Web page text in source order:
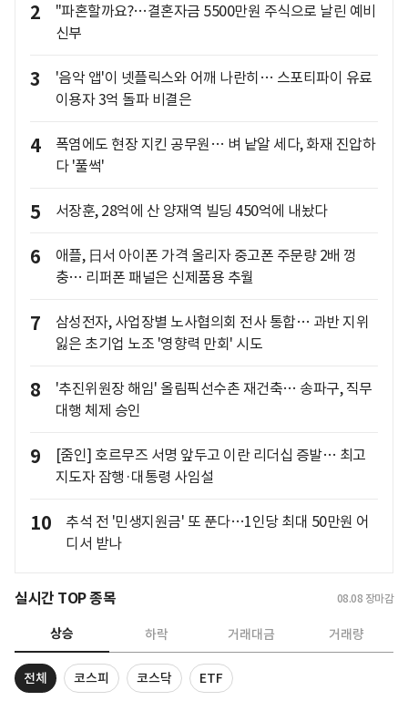
2
"파혼할까요?…결혼자금 5500만원 주식으로 날린 예비
신부
3
'음악 앱'이 넷플릭스와 어깨 나란히… 스포티파이 유료
이용자 3억 돌파 비결은
4
폭염에도 현장 지킨 공무원… 벼 낱알 세다, 화재 진압하
다 '풀썩'
5 서장훈, 28억에 산 양재역 빌딩 450억에 내놨다
6
애플, 日서 아이폰 가격 올리자 중고폰 주문량 2배 껑
충… 리퍼폰 패널은 신제품용 추월
7
삼성전자, 사업장별 노사협의회 전사 통합… 과반 지위
잃은 초기업 노조 '영향력 만회' 시도
8
'추진위원장 해임' 올림픽선수촌 재건축… 송파구, 직무
대행 체제 승인
9
[줌인] 호르무즈 서명 앞두고 이란 리더십 증발… 최고
지도자 잠행·대통령 사임설
10
추석 전 '민생지원금' 또 푼다…1인당 최대 50만원 어
디서 받나
실시간 TOP 종목 08.08 장마감
상승 하락 거래대금 거래량
전체 코스피 코스닥 ETF